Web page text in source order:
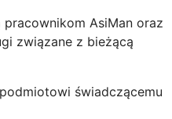
AsiMan oraz
związane z bieżącą
świadczącemu